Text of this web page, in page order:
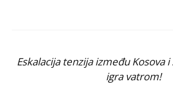
Eskalacija tenzija između Kosova
igra vatrom!